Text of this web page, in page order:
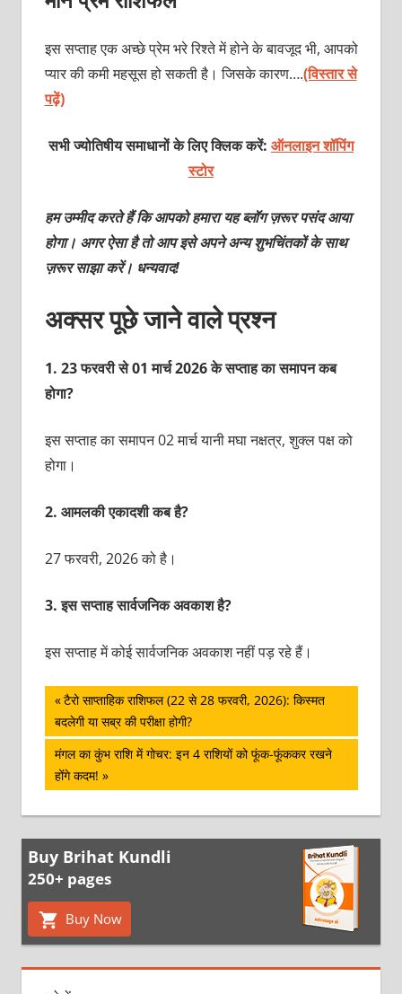
इस सप्ताह एक अच्छे प्रेम भरे रिश्ते में होने के बावजूद भी, आपको
प्यार की कमी महसूस हो सकती है। जिसके कारण….(विस्तार से
पढ़ें)
सभी ज्योतिषीय समाधानों के लिए क्लिक करें: ऑनलाइन शॉपिंग
स्टोर
हम उम्मीद करते हैं कि आपको हमारा यह ब्लॉग ज़रूर पसंद आया
होगा। अगर ऐसा है तो आप इसे अपने अन्य शुभचिंतकों के साथ
ज़रूर साझा करें। धन्यवाद!
अक्सर पूछे जाने वाले प्रश्न
1. 23 फरवरी से 01 मार्च 2026 के सप्‍ताह का समापन कब
होगा?
इस सप्ताह का समापन 02 मार्च यानी मघा नक्षत्र, शुक्‍ल पक्ष को
होगा।
2. आमलकी एकादशी कब है?
27 फरवरी, 2026 को है।
3.इस सप्‍ताह सार्वजनिक अवकाश है?
इस सप्ताह में कोई सार्वजनिक अवकाश नहीं पड़ रहे हैं।
पोस्ट
नेविगेशन
Previous
Post:
टैरो साप्ताहिक राशिफल (22 से 28 फरवरी, 2026): किस्मत
बदलेगी या सब्र की परीक्षा होगी?
Next
Post:
मंगल का कुंभ राशि में गोचर: इन 4 राशियों को फूंक-फूंककर रखने
होंंगे कदम!
Buy Brihat Kundli
250+ pages
Buy Now